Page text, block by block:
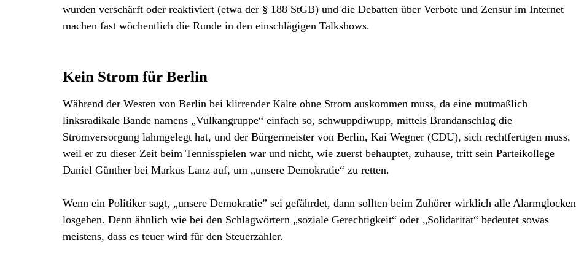
wurden verschärft oder reaktiviert (etwa der § 188 StGB) und die Debatten über Verbote und Zensur im Internet
machen fast wöchentlich die Runde in den einschlägigen Talkshows.
Kein Strom für Berlin
Während der Westen von Berlin bei klirrender Kälte ohne Strom auskommen muss, da eine mutmaßlich
linksradikale Bande namens „Vulkangruppe“ einfach so, schwuppdiwupp, mittels Brandanschlag die
Stromversorgung lahmgelegt hat, und der Bürgermeister von Berlin, Kai Wegner (CDU), sich rechtfertigen muss,
weil er zu dieser Zeit beim Tennisspielen war und nicht, wie zuerst behauptet, zuhause, tritt sein Parteikollege
Daniel Günther bei Markus Lanz auf, um „unsere Demokratie“ zu retten.
Wenn ein Politiker sagt, „unsere Demokratie” sei gefährdet, dann sollten beim Zuhörer wirklich alle Alarmglocken
losgehen. Denn ähnlich wie bei den Schlagwörtern „soziale Gerechtigkeit“ oder „Solidarität“ bedeutet sowas
meistens, dass es teuer wird für den Steuerzahler.